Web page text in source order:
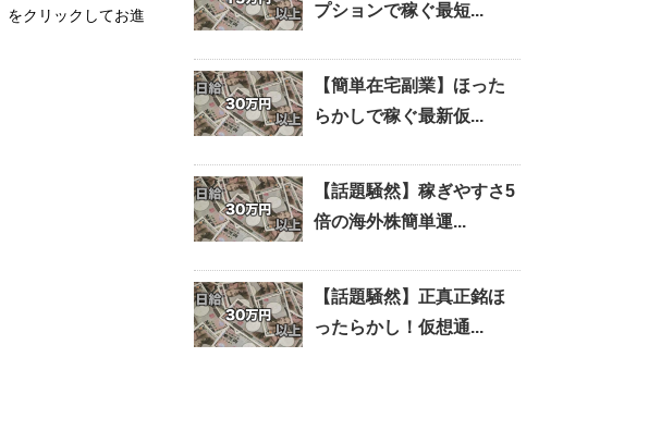
をクリックしてお進
プションで稼ぐ最短...
【簡単在宅副業】ほった
らかしで稼ぐ最新仮...
【話題騒然】稼ぎやすさ5
倍の海外株簡単運...
【話題騒然】正真正銘ほ
ったらかし！仮想通...